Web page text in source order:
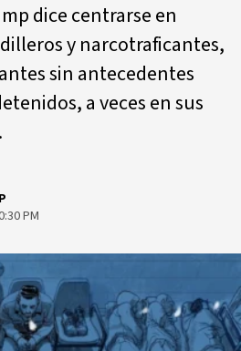
dice centrarse en
y narcotraficantes,
sin antecedentes
a veces en sus
PM